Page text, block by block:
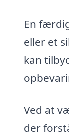
En
eller et
kan
Ved at
der